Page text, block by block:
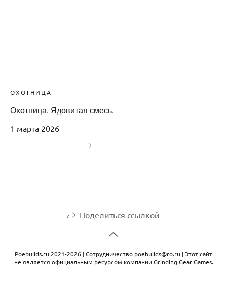
ОХОТНИЦА
Охотница. Ядовитая смесь.
1 марта 2026
Поделиться ссылкой
Рoebuilds.ru 2021-2026 | Сотрудничество poebuilds@ro.ru | Этот сайт
не является официальным ресурсом компании Grinding Gear Games.